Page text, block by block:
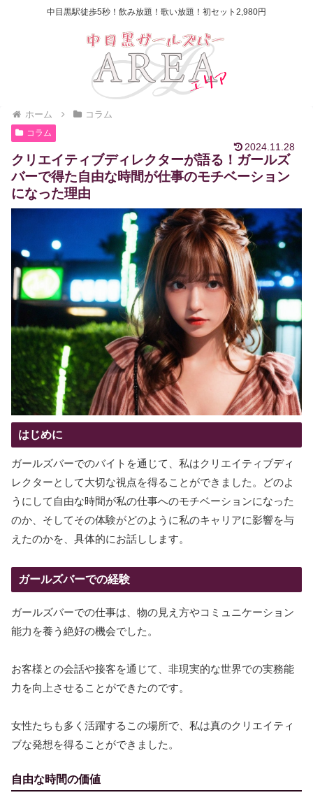
中目黒駅徒歩5秒！飲み放題！歌い放題！初セット2,980円
ホーム コラム
コラム
2024.11.28
クリエイティブディレクターが語る！ガールズ
バーで得た自由な時間が仕事のモチベーション
になった理由
はじめに
ガールズバーでのバイトを通じて、私はクリエイティブディ
レクターとして大切な視点を得ることができました。どのよ
うにして自由な時間が私の仕事へのモチベーションになった
のか、そしてその体験がどのように私のキャリアに影響を与
えたのかを、具体的にお話しします。
ガールズバーでの経験
ガールズバーでの仕事は、物の見え方やコミュニケーション
能力を養う絶好の機会でした。
お客様との会話や接客を通じて、非現実的な世界での実務能
力を向上させることができたのです。
女性たちも多く活躍するこの場所で、私は真のクリエイティ
ブな発想を得ることができました。
自由な時間の価値